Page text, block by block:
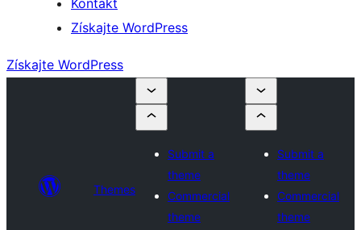
Kontakt
Získajte WordPress
Získajte WordPress
Themes
Submit a
theme
Commercial
theme
Submit a
theme
Commercial
theme